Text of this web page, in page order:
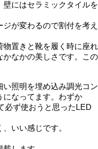
にはセラミックタイルを
が変わるので割付を考え
置きと靴を履く時に座れ
かなかの美しさです。この
照明を埋め込み調光コン
になってます。わずか
必ず使おうと思ったLED
く、いい感じです。